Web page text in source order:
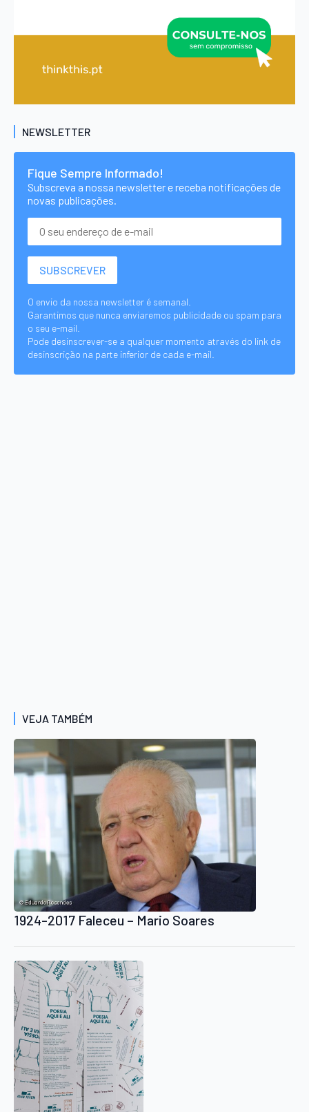
NEWSLETTER
Fique Sempre Informado!
Subscreva a nossa newsletter e receba notificações de
novas publicações.
O envio da nossa newsletter é semanal.
Garantimos que nunca enviaremos publicidade ou spam para
o seu e-mail.
Pode desinscrever-se a qualquer momento através do link de
desinscrição na parte inferior de cada e-mail.
VEJA TAMBÉM
1924-2017 Faleceu – Mario Soares